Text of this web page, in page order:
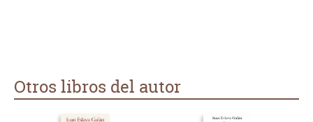
Otros libros del autor